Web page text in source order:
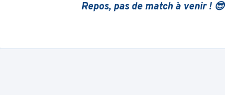
Repos, pas de match à venir ! 😎